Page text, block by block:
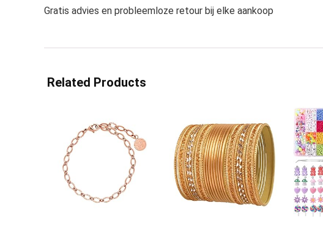
Gratis advies en probleemloze retour bij elke aankoop
Related Products